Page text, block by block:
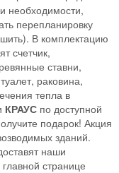
необходимости,
перепланировку
В комплектацию
счетчик,
ставни,
раковина,
тепла в
КРАУС по доступной
подарок! Акция
зданий.
наши
странице